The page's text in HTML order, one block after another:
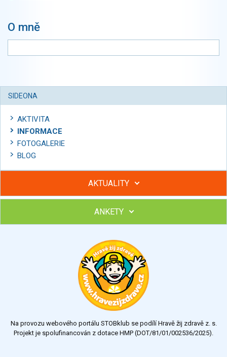
O mně
SIDEONA
AKTIVITA
INFORMACE
FOTOGALERIE
BLOG
AKTUALITY
Hubněte s podporou lektorky a skupiny v kurzech STOBu
Chcete poradit s hubnutím? Najděte si odborníka STOBu ve
ANKETY
Výsledky Všechny ankety
Na provozu webového portálu STOBklub se podílí Hravě žij zdravě z. s.
Projekt je spolufinancován z dotace HMP (DOT/81/01/002536/2025).